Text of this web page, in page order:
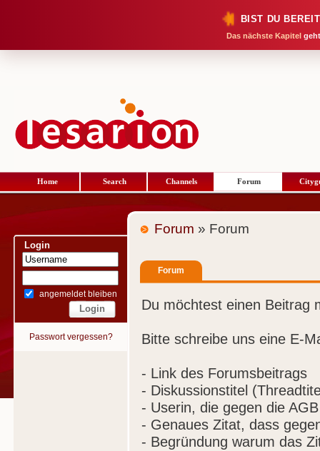
BIST DU
Das nächste Kapitel
Home Search Channels Forum
Login
angemeldet bleiben
Passwort vergessen?
Forum » Forum
Forum
Du möchtest einen Beitrag
Bitte schreibe uns eine E-
- Link des Forumsbeitrags
- Diskussionstitel
- Userin, die gegen die
- Genaues Zitat, dass
- Begründung warum das